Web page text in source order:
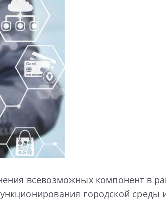
всевозможных компонент в
городской